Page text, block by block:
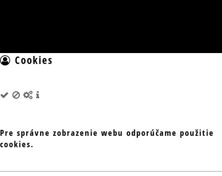
Cookies
Pre správne zobrazenie webu odporúčame použitie
cookies.